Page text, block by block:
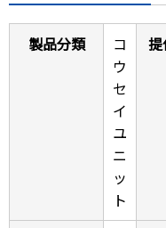
製品分類
コ
ウ
セ
イ
ユ
ニ
ッ
ト